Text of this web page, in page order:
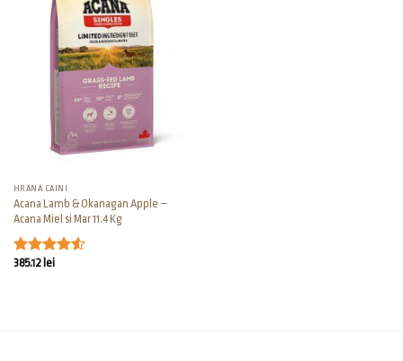
HRANA CAINI
Acana Lamb & Okanagan Apple –
Acana Miel si Mar 11.4 Kg
Evaluat la
385.12 lei